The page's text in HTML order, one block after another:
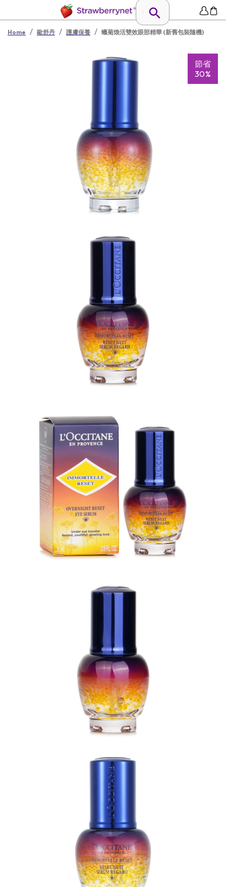
Home / 歐舒丹 / 護膚保養 / 蠟菊煥活雙效眼部精華 (新舊包裝隨機)
節省
30%